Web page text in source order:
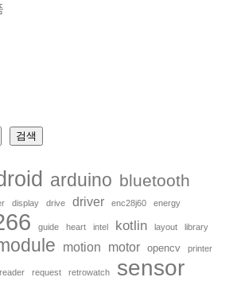
검색
arduino bluetooth
display drive driver enc28j60 energy
guide heart intel kotlin layout library
motion motor opencv printer
reader request retrowatch sensor